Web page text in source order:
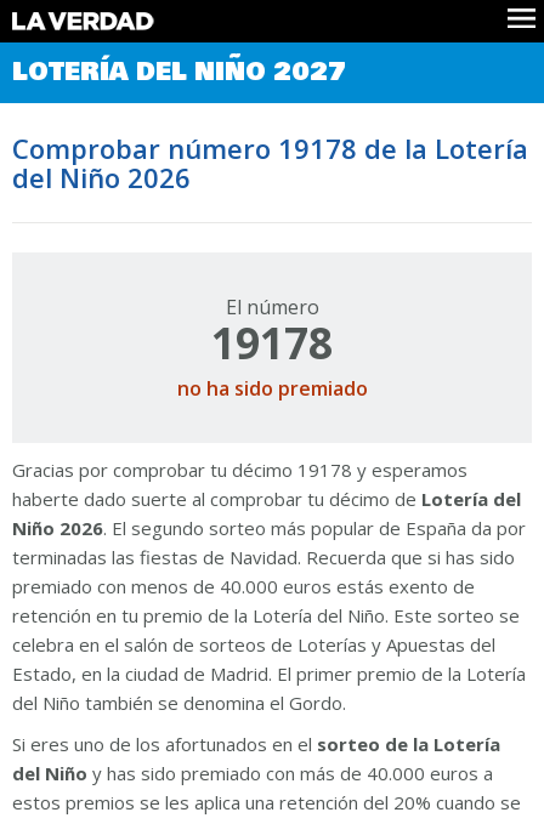
Comprobar Loteria del Niño
Premios
Noticias
Datos
Historia
LOTERÍA DEL NIÑO 2027
Comprobar número 19178 de la Lotería
del Niño 2026
El número
19178
no ha sido premiado
Gracias por comprobar tu décimo 19178 y esperamos
haberte dado suerte al comprobar tu décimo de Lotería del
Niño 2026. El segundo sorteo más popular de España da por
terminadas las fiestas de Navidad. Recuerda que si has sido
premiado con menos de 40.000 euros estás exento de
retención en tu premio de la Lotería del Niño. Este sorteo se
celebra en el salón de sorteos de Loterías y Apuestas del
Estado, en la ciudad de Madrid. El primer premio de la Lotería
del Niño también se denomina el Gordo.
Si eres uno de los afortunados en el sorteo de la Lotería
del Niño y has sido premiado con más de 40.000 euros a
estos premios se les aplica una retención del 20% cuando se